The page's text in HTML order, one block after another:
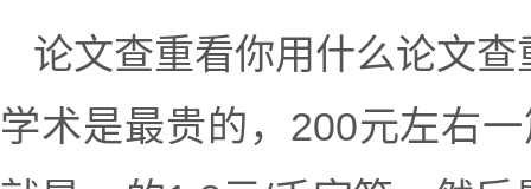
论文查重看你用什么论文
学术是最贵的，200元左右